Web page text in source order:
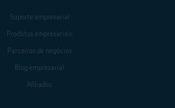
Suporte empresarial
Produtos empresariais
Parceiros de negócios
Blog empresarial
Afiliados